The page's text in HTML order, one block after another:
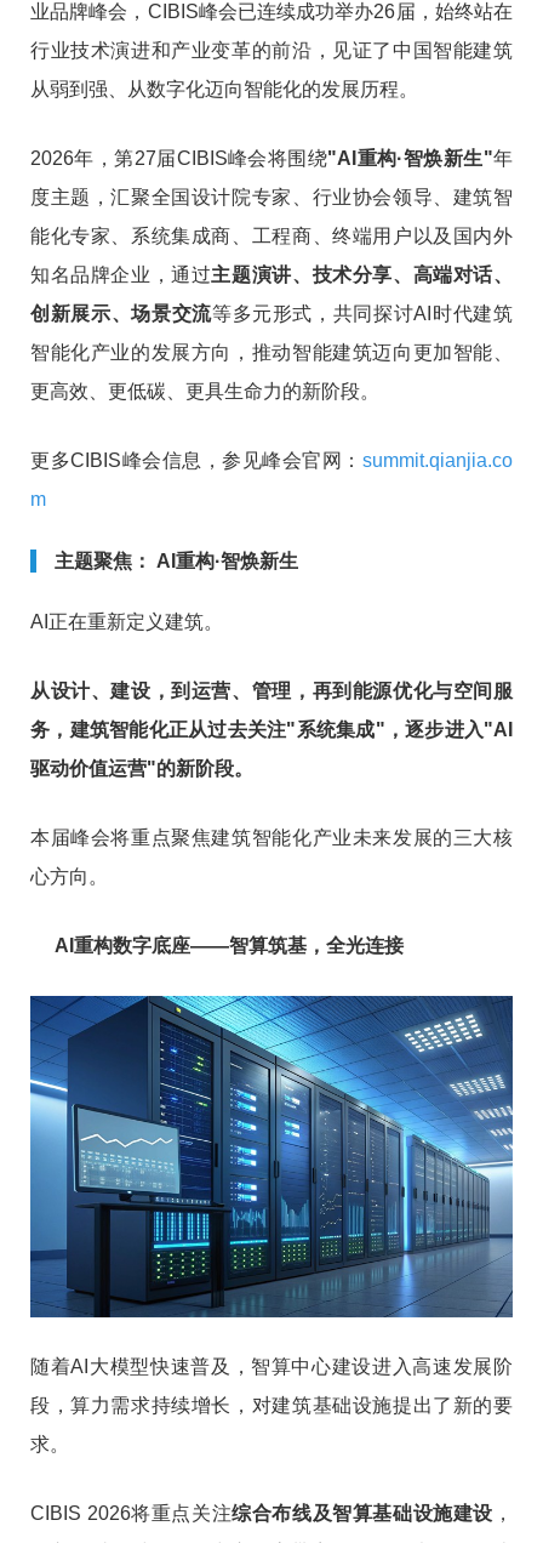
业品牌峰会，CIBIS峰会已连续成功举办26届，始终站在
行业技术演进和产业变革的前沿，见证了中国智能建筑
从弱到强、从数字化迈向智能化的发展历程。
2026年，第27届CIBIS峰会将围绕"AI重构·智焕新生"年
度主题，汇聚全国设计院专家、行业协会领导、建筑智
能化专家、系统集成商、工程商、终端用户以及国内外
知名品牌企业，通过主题演讲、技术分享、高端对话、
创新展示、场景交流等多元形式，共同探讨AI时代建筑
智能化产业的发展方向，推动智能建筑迈向更加智能、
更高效、更低碳、更具生命力的新阶段。
更多CIBIS峰会信息，参见峰会官网： summit.qianjia.co
m
主题聚焦： AI重构·智焕新生
AI正在重新定义建筑。
从设计、建设，到运营、管理，再到能源优化与空间服
务，建筑智能化正从过去关注"系统集成"，逐步进入"AI
驱动价值运营"的新阶段。
本届峰会将重点聚焦建筑智能化产业未来发展的三大核
心方向。
AI重构数字底座——智算筑基，全光连接
随着AI大模型快速普及，智算中心建设进入高速发展阶
段，算力需求持续增长，对建筑基础设施提出了新的要
求。
CIBIS 2026将重点关注综合布线及智算基础设施建设 ，